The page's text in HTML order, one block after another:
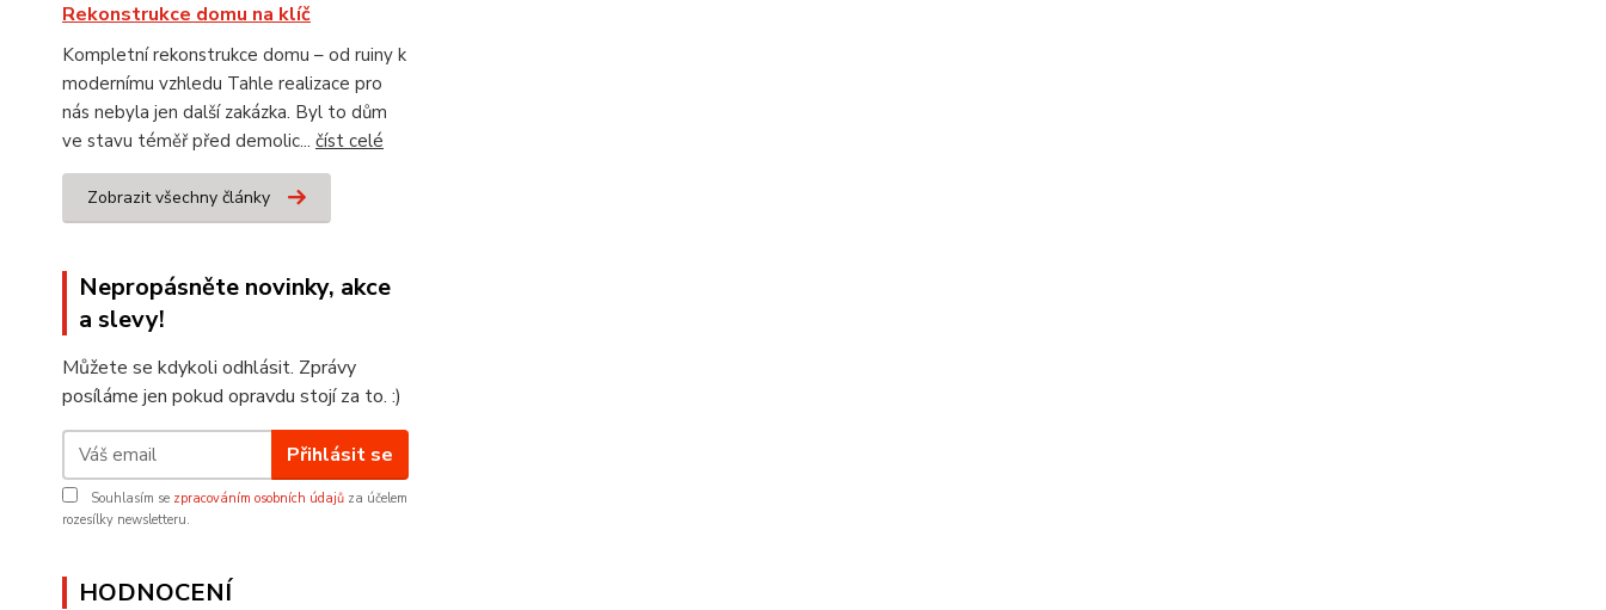
Rekonstrukce domu na klíč
Kompletní rekonstrukce domu – od ruiny k
modernímu vzhledu Tahle realizace pro
nás nebyla jen další zakázka. Byl to dům
ve stavu téměř před demolic... číst celé
Zobrazit všechny články
Nepropásněte novinky, akce
a slevy!
Můžete se kdykoli odhlásit. Zprávy
posíláme jen pokud opravdu stojí za to. :)
Přihlásit se
Souhlasím se zpracováním osobních údajů za účelem
rozesílky newsletteru.
HODNOCENÍ